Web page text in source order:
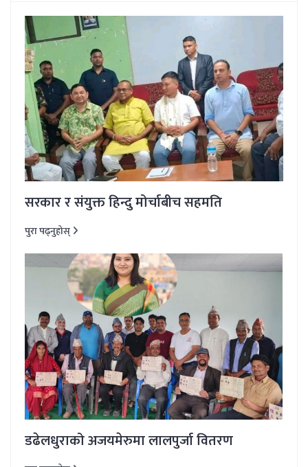
सरकार र संयुक्त हिन्दु मोर्चाबीच सहमति
पुरा पढ्नुहोस्
डढेलधुराको अजयमेरुमा लालपुर्जा वितरण